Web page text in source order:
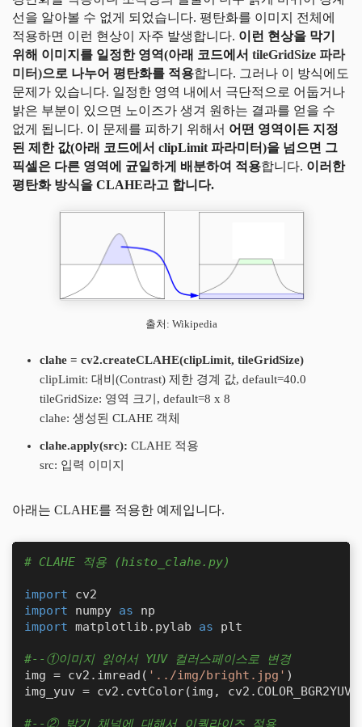
선을 알아볼 수 없게 되었습니다. 평탄화를 이미지 전체에
적용하면 이런 현상이 자주 발생합니다. 이런 현상을 막기
위해 이미지를 일정한 영역(아래 코드에서 tileGridSize 파라
미터)으로 나누어 평탄화를 적용합니다. 그러나 이 방식에도
문제가 있습니다. 일정한 영역 내에서 극단적으로 어둡거나
밝은 부분이 있으면 노이즈가 생겨 원하는 결과를 얻을 수
없게 됩니다. 이 문제를 피하기 위해서 어떤 영역이든 지정
된 제한 값(아래 코드에서 clipLimit 파라미터)을 넘으면 그
픽셀은 다른 영역에 균일하게 배분하여 적용합니다. 이러한
평탄화 방식을 CLAHE라고 합니다.
출처: Wikipedia
clahe = cv2.createCLAHE(clipLimit, tileGridSize)
clipLimit: 대비(Contrast) 제한 경계 값, default=40.0
tileGridSize: 영역 크기, default=8 x 8
clahe: 생성된 CLAHE 객체
clahe.apply(src): CLAHE 적용
src: 입력 이미지
아래는 CLAHE를 적용한 예제입니다.
# CLAHE 적용 (histo_clahe.py)
import
import numpy as
import matplotlib.pylab as plt
#--①이미지 읽어서 YUV 컬러스페이스로 변경
img = cv2.imread( '../img/bright.jpg' )
img_yuv = cv2.cvtColor(img, cv2.COLOR_BGR2YUV)
#--② 밝기 채널에 대해서 이퀄라이즈 적용